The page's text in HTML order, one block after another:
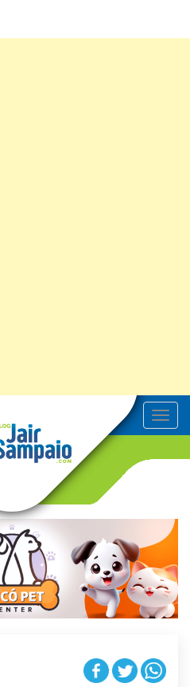
T
o
v
g
t
i
o
n